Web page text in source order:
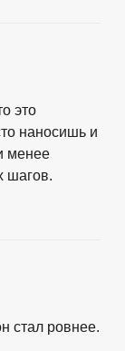
это
наносишь и
менее
шагов.
стал ровнее.